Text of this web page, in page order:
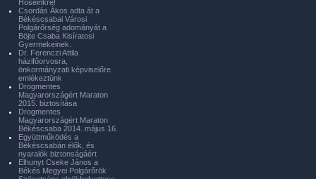
Hőseinkre!
Csordás Ákos adta át a
Békéscsabai Városi
Polgárőrség adományát a
Böjte Csaba Kisíratosi
Gyermekeinek.
Dr. Ferenczi Attila
házifőorvosra,
önkormányzati képviselőre
emlékeztünk
Drogmentes
Magyarországért Maraton
2015. biztosítása
Drogmentes
Magyarországért Maraton
Békéscsaba 2014. május 16.
Együttműködés a
Békéscsabán élők, és
nyaralók biztonságáért
Elhunyt Cseke János a
Békés Megyei Polgárőrök